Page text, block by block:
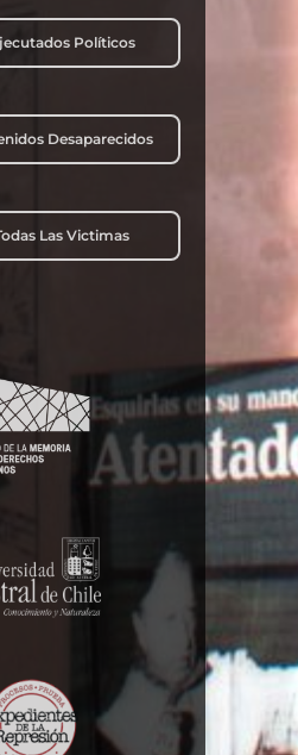
Políticos
Desaparecidos
Las Victimas